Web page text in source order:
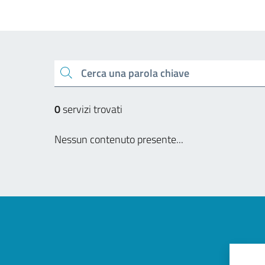
Cerca una parola chiave
0servizi trovati
Nessun contenuto presente...